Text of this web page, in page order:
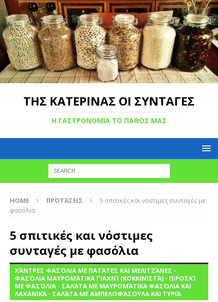
ΤΗΣ ΚΑΤΕΡΙΝΑΣ ΟΙ ΣΥΝΤΑΓΕΣ
Η ΓΑΣΤΡΟΝΟΜΙΑ ΤΟ ΠΑΘΟΣ ΜΑΣ
HOME ΠΡΟΤΆΣΕΙΣ
5 σπιτικές και νόστιμες συνταγές με
φασόλια
5 σπιτικές και νόστιμες
συνταγές με φασόλια
ΧΆΝΤΡΕΣ ΦΑΣΌΛΙΑ ΜΕ ΠΑΤΆΤΕΣ ΚΑΙ ΜΕΛΙΤΖΆΝΕΣ -
ΦΑΣΌΛΙΑ ΜΑΥΡΟΜΆΤΙΚΑ ΓΙΑΧΝΊ (ΚΟΚΚΙΝΙΣΤΆ) - ΠΙΡΟΣΚΊ
ΜΕ ΦΑΣΌΛΙΑ - ΣΑΛΆΤΑ ΜΕ ΜΑΥΡΟΜΆΤΙΚΑ ΦΑΣΌΛΙΑ ΚΑΙ
ΛΑΧΑΝΙΚΆ - ΣΑΛΆΤΑ ΜΕ ΑΜΠΕΛΟΦΆΣΟΥΛΑ ΚΑΙ ΤΥΡΙΆ